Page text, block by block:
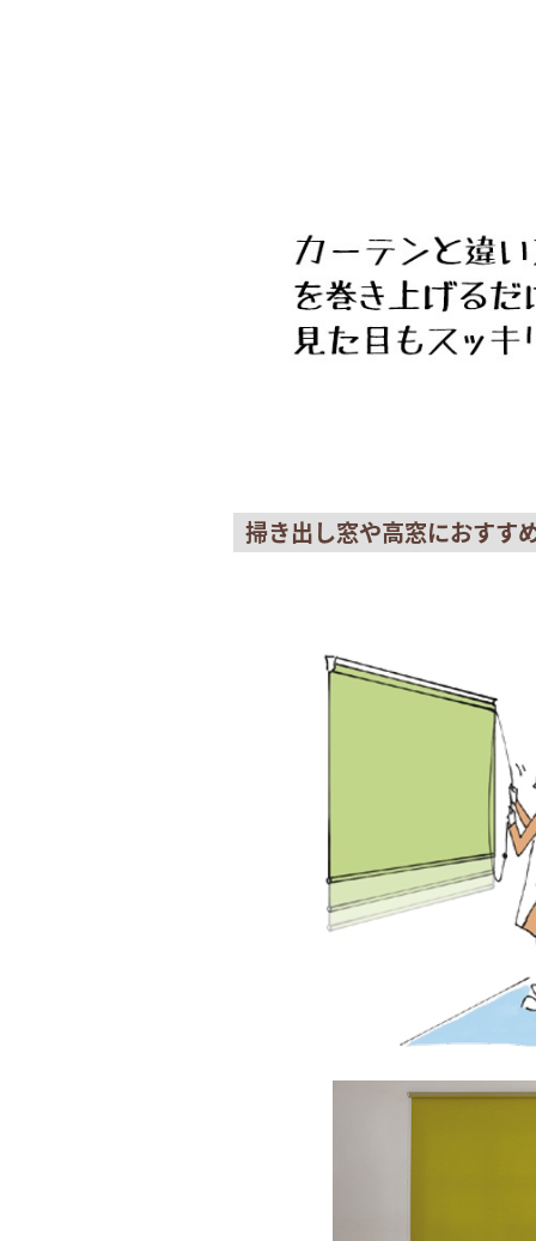
掃き出し窓や高窓におすす